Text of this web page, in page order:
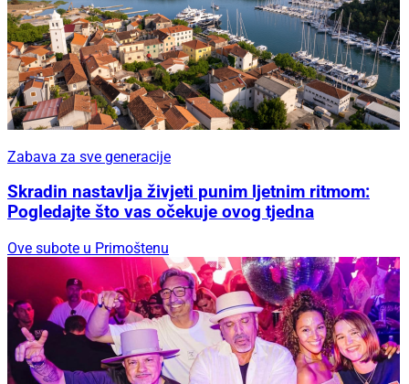
Zabava za sve generacije
Skradin nastavlja živjeti punim ljetnim ritmom:
Pogledajte što vas očekuje ovog tjedna
Ove subote u Primoštenu